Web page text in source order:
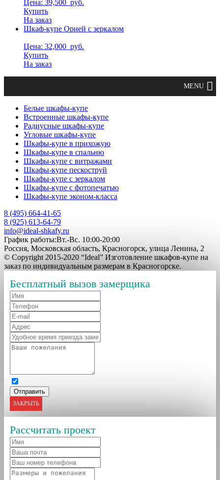
Цена: 39,500 руб.
Купить
На заказ
Шкаф-купе Орней с зеркалом
Цена: 32,000 руб.
Купить
На заказ
Белые шкафы-купе
Встроенные шкафы-купе
Радиусные шкафы-купе
Угловые шкафы-купе
Шкафы-купе в прихожую
Шкафы-купе в спальню
Шкафы-купе с витражами
Шкафы-купе пескоструй
Шкафы-купе с зеркалом
Шкафы-купе с фотопечатью
Шкафы-купе эконом-класса
8 (495) 664-41-65
8 (925) 613-64-79
info@ideal-shkafy.ru
График работы:Вт.-Вс. 10:00-20:00
Россия, Московская область, Красногорск, улица Ленина, 2
© Copyright 2015-2020 “Ideal” Изготовление шкафов-купе на
заказ по индивидуальным размерам в Красногорске.
Бесплатный вызов замерщика
ЗАКРЫТЬ
Рассчитать проект